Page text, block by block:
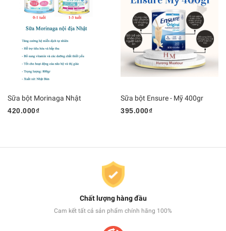
Sữa bột Morinaga Nhật
420.000₫
Sữa bột Ensure - Mỹ 400gr
395.000₫
Chất lượng hàng đầu
Cam kết tất cả sản phẩm chính hãng 100%